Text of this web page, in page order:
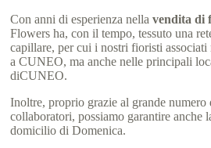
Con anni di esperienza nellavendita di
Flowers ha, con il tempo, tessuto una
capillare, per cui i nostri fioristi
a CUNEO, ma anche nelle principali
diCUNEO.
Inoltre, proprio grazie al grande
collaboratori, possiamo garantire anche
domicilio di Domenica.